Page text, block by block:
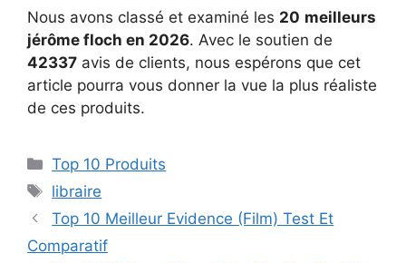
Nous avons classé et examiné les 20 meilleurs
jérôme floch en 2026. Avec le soutien de
42337 avis de clients, nous espérons que cet
article pourra vous donner la vue la plus réaliste
de ces produits.
Top 10 Produits
libraire
Top 10 Meilleur Evidence (Film) Test Et
Comparatif